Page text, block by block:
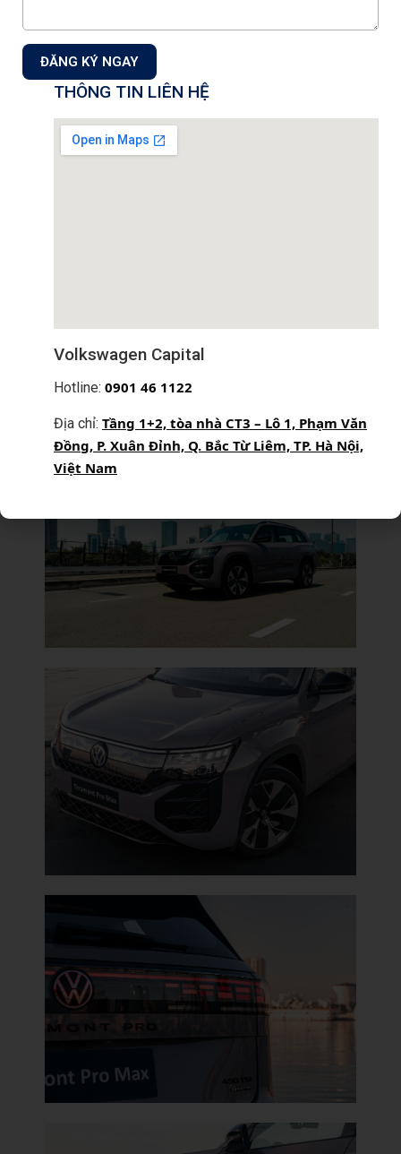
ĐĂNG KÝ NGAY
THÔNG TIN LIÊN HỆ
Volkswagen Capital
Hotline: 0901 46 1122
Địa chỉ: Tầng 1+2, tòa nhà CT3 – Lô 1, Phạm Văn
Đồng, P. Xuân Đỉnh, Q. Bắc Từ Liêm, TP. Hà Nội,
Việt Nam